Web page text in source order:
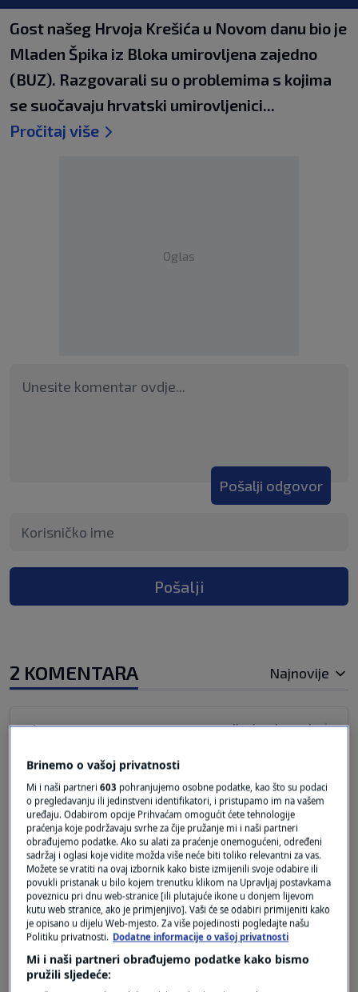
Gost našeg Hrvoja Krešića u Novom danu bio je
Mladen Špika iz Bloka umirovljena zajedno
(BUZ). Razgovarali su o problemima s kojima
se suočavaju hrvatski umirovljenici...
Pročitaj više
Oglas
Pošalji odgovor
Pošalji
2 KOMENTARA Najnovije
prije 4 mjeseci
Observer
" imamo dva ključna problema: prvi je izračun
mirovine i druga stvar je usklađenje mirovine na
bazi rasta plaća i cijena."
OK, oba problema postoje i treba ih riješiti.
ALI - treba i ukinuti porez na mirovine! To što će
neki od toga dobiti još više nije problem u tom
iznosu nego je problem temeljem čega su uopće
dobili tako visoke mirovine. Svi ostali
umirovljenici, posebno oni srednjeg sloja,
plaćaju mirovinu na svoj tijekom svog rada
zarađeđeni novac, na koji su već tad plaćali
Brinemo o vašoj privatnosti
Mi i naši partneri603 pohranjujemo osobne podatke, kao što su podaci
o pregledavanju ili jedinstveni identifikatori, i pristupamo im na vašem
uređaju. Odabirom opcije Prihvaćam omogućit ćete tehnologije
praćenja koje podržavaju svrhe za čije pružanje mi i naši partneri
obrađujemo podatke. Ako su alati za praćenje onemogućeni, određeni
sadržaj i oglasi koje vidite možda više neće biti toliko relevantni za vas.
Možete se vratiti na ovaj izbornik kako biste izmijenili svoje odabire ili
povukli pristanak u bilo kojem trenutku klikom na Upravljaj postavkama
poveznicu pri dnu web-stranice [ili plutajuće ikone u donjem lijevom
kutu web stranice, ako je primjenjivo]. Vaši će se odabiri primijeniti kako
je opisano u dijelu Web-mjesto. Za više pojedinosti pogledajte našu
Politiku privatnosti. Dodatne informacije o vašoj privatnosti
Mi i naši partneri obrađujemo podatke kako bismo
pružili sljedeće: